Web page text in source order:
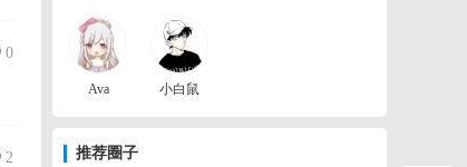
Ava 小白鼠
推荐圈子
0
2